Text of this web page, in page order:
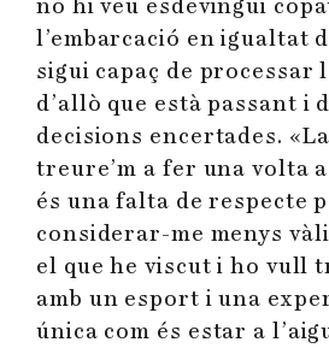
l’embarcació en igualtat
sigui capaç de processar
d’allò que està passant i
decisions encertades.
treure’m a fer una volta
és una falta de respecte
considerar-me menys
el que he viscut i ho vull
amb un esport i una
única com és estar a